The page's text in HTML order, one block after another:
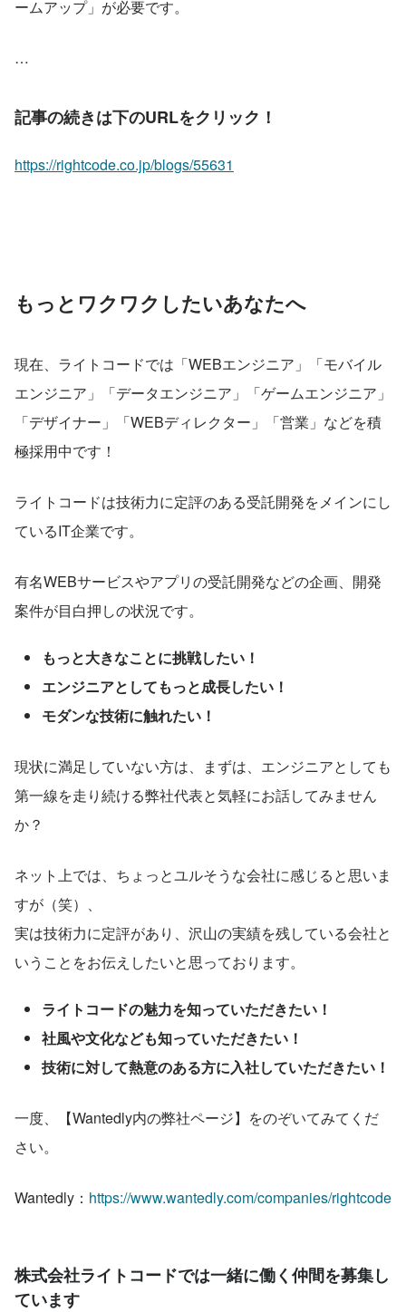
ームアップ」が必要です。
…
記事の続きは下のURLをクリック！
https://rightcode.co.jp/blogs/55631
もっとワクワクしたいあなたへ
現在、ライトコードでは「WEBエンジニア」「モバイル
エンジニア」「データエンジニア」「ゲームエンジニア」
「デザイナー」「WEBディレクター」「営業」などを積
極採用中です！
ライトコードは技術力に定評のある受託開発をメインにし
ているIT企業です。
有名WEBサービスやアプリの受託開発などの企画、開発
案件が目白押しの状況です。
もっと大きなことに挑戦したい！
エンジニアとしてもっと成長したい！
モダンな技術に触れたい！
現状に満足していない方は、まずは、エンジニアとしても
第一線を走り続ける弊社代表と気軽にお話してみません
か？
ネット上では、ちょっとユルそうな会社に感じると思いま
すが（笑）、
実は技術力に定評があり、沢山の実績を残している会社と
いうことをお伝えしたいと思っております。
ライトコードの魅力を知っていただきたい！
社風や文化なども知っていただきたい！
技術に対して熱意のある方に入社していただきたい！
一度、【Wantedly内の弊社ページ】をのぞいてみてくだ
さい。
Wantedly： https://www.wantedly.com/companies/rightcode
株式会社ライトコードでは一緒に働く仲間を募集し
ています